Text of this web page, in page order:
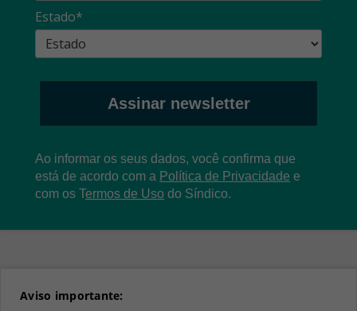
Estado*
Assinar newsletter
Ao informar os seus dados, você confirma que
está de acordo com a Política de Privacidade e
com os Termos de Uso do Síndico.
Aviso importante: